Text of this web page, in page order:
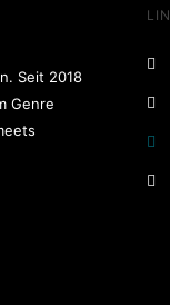
Seit 2018
Genre